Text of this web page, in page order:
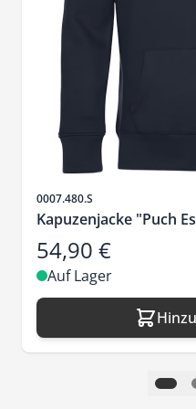
Artikelnr.
0007.480.S
Kapuzenjacke "Puch
54,90 €
Auf Lager